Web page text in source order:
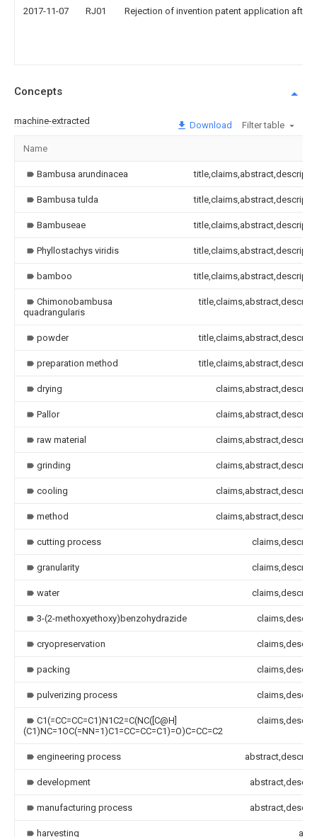
2017-11-07 RJ01 Rejection of invention patent application after
Concepts
machine-extracted Download Filter table
Name
Bambusa arundinacea
Bambusa tulda
Bambuseae
Phyllostachys viridis
bamboo
Chimonobambusa
quadrangularis
powder
preparation method
drying
Pallor
raw material
grinding
cooling
method
cutting process
granularity
water
3-(2-methoxyethoxy)benzohydrazide
cryopreservation
packing
pulverizing process
C1(=CC=CC=C1)N1C2=C(NC([C@H]
(C1)NC=1OC(=NN=1)C1=CC=CC=C1)=O)C=CC=C2
engineering process
development
manufacturing process
harvesting